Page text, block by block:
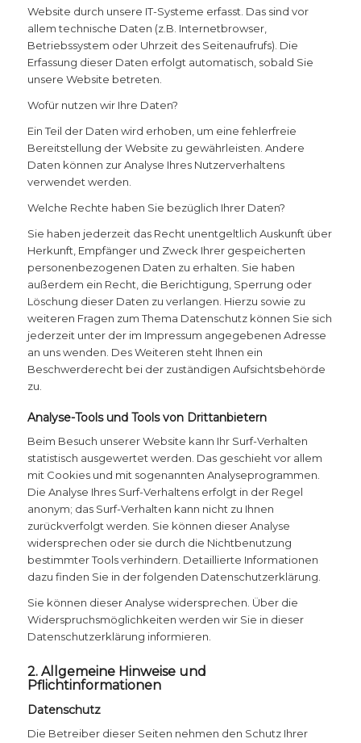
Website durch unsere IT-Systeme erfasst. Das sind vor
allem technische Daten (z.B. Internetbrowser,
Betriebssystem oder Uhrzeit des Seitenaufrufs). Die
Erfassung dieser Daten erfolgt automatisch, sobald Sie
unsere Website betreten.
Wofür nutzen wir Ihre Daten?
Ein Teil der Daten wird erhoben, um eine fehlerfreie
Bereitstellung der Website zu gewährleisten. Andere
Daten können zur Analyse Ihres Nutzerverhaltens
verwendet werden.
Welche Rechte haben Sie bezüglich Ihrer Daten?
Sie haben jederzeit das Recht unentgeltlich Auskunft über
Herkunft, Empfänger und Zweck Ihrer gespeicherten
personenbezogenen Daten zu erhalten. Sie haben
außerdem ein Recht, die Berichtigung, Sperrung oder
Löschung dieser Daten zu verlangen. Hierzu sowie zu
weiteren Fragen zum Thema Datenschutz können Sie sich
jederzeit unter der im Impressum angegebenen Adresse
an uns wenden. Des Weiteren steht Ihnen ein
Beschwerderecht bei der zuständigen Aufsichtsbehörde
zu.
Analyse-Tools und Tools von Drittanbietern
Beim Besuch unserer Website kann Ihr Surf-Verhalten
statistisch ausgewertet werden. Das geschieht vor allem
mit Cookies und mit sogenannten Analyseprogrammen.
Die Analyse Ihres Surf-Verhaltens erfolgt in der Regel
anonym; das Surf-Verhalten kann nicht zu Ihnen
zurückverfolgt werden. Sie können dieser Analyse
widersprechen oder sie durch die Nichtbenutzung
bestimmter Tools verhindern. Detaillierte Informationen
dazu finden Sie in der folgenden Datenschutzerklärung.
Sie können dieser Analyse widersprechen. Über die
Widerspruchsmöglichkeiten werden wir Sie in dieser
Datenschutzerklärung informieren.
2. Allgemeine Hinweise und
Pflichtinformationen
Datenschutz
Die Betreiber dieser Seiten nehmen den Schutz Ihrer